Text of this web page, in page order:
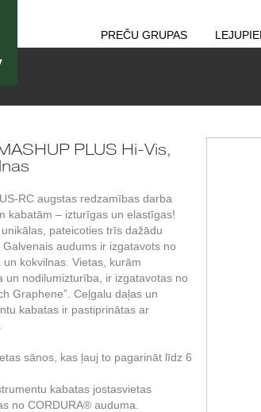
PREČU GRUPAS
PLUS Hi-Vis,
RC augstas redzamības darba
kabatām – izturīgas un elastīgas!
pateicoties trīs dažādu
audums ir izgatavots no
kokvilnas. Vietas, kurām
un nodilumizturība, ir izgatavotas no
Graphene”. Ceļgalu daļas un
kabatas ir pastiprinātas ar
sānos, kas ļauj to pagarināt līdz 6
kabatas jostasvietas
no CORDURA® auduma.